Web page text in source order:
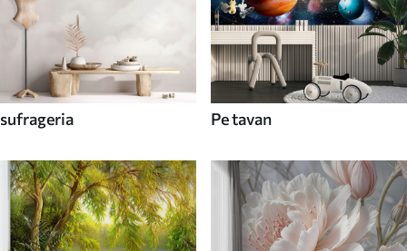
sufrageria Pe tavan